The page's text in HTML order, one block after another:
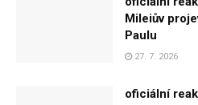
Mileiův
Paulu
27. 7. 2026
oficiální